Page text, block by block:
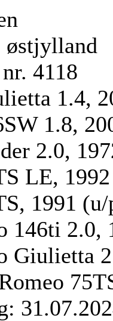
østjylland
4118
1.4,
1.8,
2.0,
LE,
1991
146ti 2.0,
Giulietta